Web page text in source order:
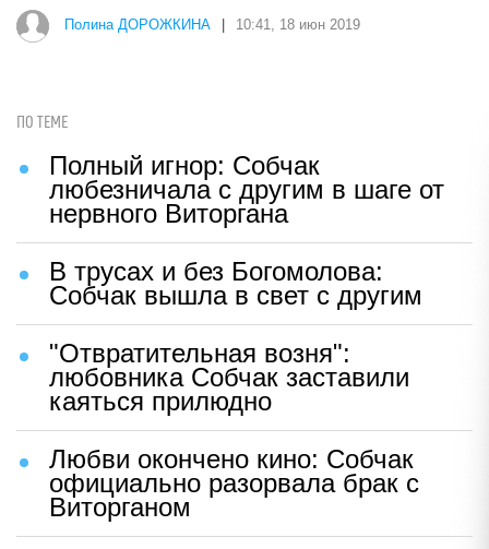
Полина ДОРОЖКИНА 10:41, 18 июн 2019
ПО ТЕМЕ
Полный игнор: Собчак
любезничала с другим в шаге от
нервного Виторгана
В трусах и без Богомолова:
Собчак вышла в свет с другим
"Отвратительная возня":
любовника Собчак заставили
каяться прилюдно
Любви окончено кино: Собчак
официально разорвала брак с
Виторганом